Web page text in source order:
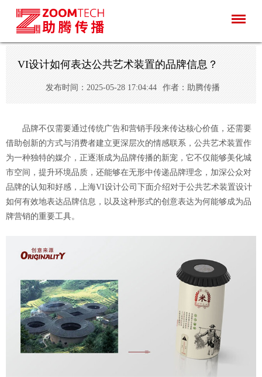
VI设计如何表达公共艺术装置的品牌信息？
发布时间：2025-05-28 17:04:44 作者：助腾传播
品牌不仅需要通过传统广告和营销手段来传达核心价值，还需要
借助创新的方式与消费者建立更深层次的情感联系，公共艺术装置作
为一种独特的媒介，正逐渐成为品牌传播的新宠，它不仅能够美化城
市空间，提升环境品质，还能够在无形中传递品牌理念，加深公众对
品牌的认知和好感，上海VI设计公司下面介绍对于公共艺术装置设计
如何有效地表达品牌信息，以及这种形式的创意表达为何能够成为品
牌营销的重要工具。